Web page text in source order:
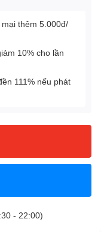
mại thêm 5.000đ/
10% cho lần
111% nếu phát
- 22:00)